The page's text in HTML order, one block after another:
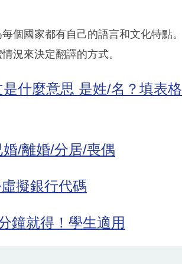
個國家都有自己的語言和文化特點。
況來決定翻譯的方式。
什麼意思 是姓/名？填表格
/離婚/分居/喪偶
擬銀行代碼
鐘就得！學生適用